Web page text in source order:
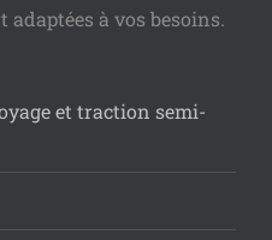
à vos besoins.
et traction semi-